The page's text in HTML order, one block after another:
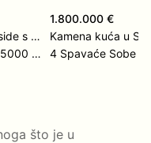
Oživite Izvor – Ruševina hotela Riverside s nevjerojatnim potencijalom
5000 ㎡
1.800.000 €
4 Spavaće Sobe
što je u